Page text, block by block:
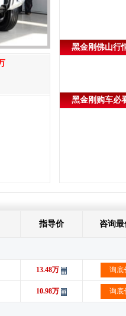
黑金刚佛山行
黑金刚购车必
指导价 咨询最
13.48万 询底
10.98万 询底